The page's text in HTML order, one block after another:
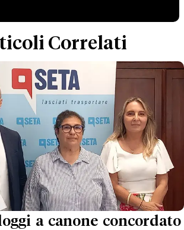
Correlati
a canone concordato